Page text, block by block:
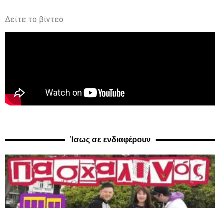
Δείτε το βίντεο
Ίσως σε ενδιαφέρουν